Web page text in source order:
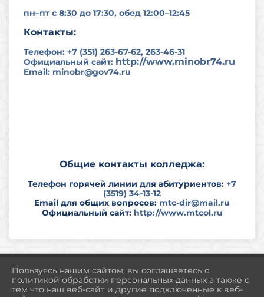
пн–пт с 8:30 до 17:30, обед 12:00–12:45
Контакты:
Телефон: +7 (351) 263-67-62, 263-46-31
Официальный сайт: http://www.minobr74.ru
Email: minobr@gov74.ru
Общие контакты колледжа:
Телефон горячей линии для абитуриентов: +7
(3519) 34-13-12
Email для общих вопросов: mtc-dir@mail.ru
Официальный сайт: http://www.mtcol.ru
2026 Г. MTCOL.RU
Пользуясь нашим сайтом, вы соглашаетесь с
политикой обработки персональных данных а также с
тем что наш веб-сайт и другие подключенные к веб-